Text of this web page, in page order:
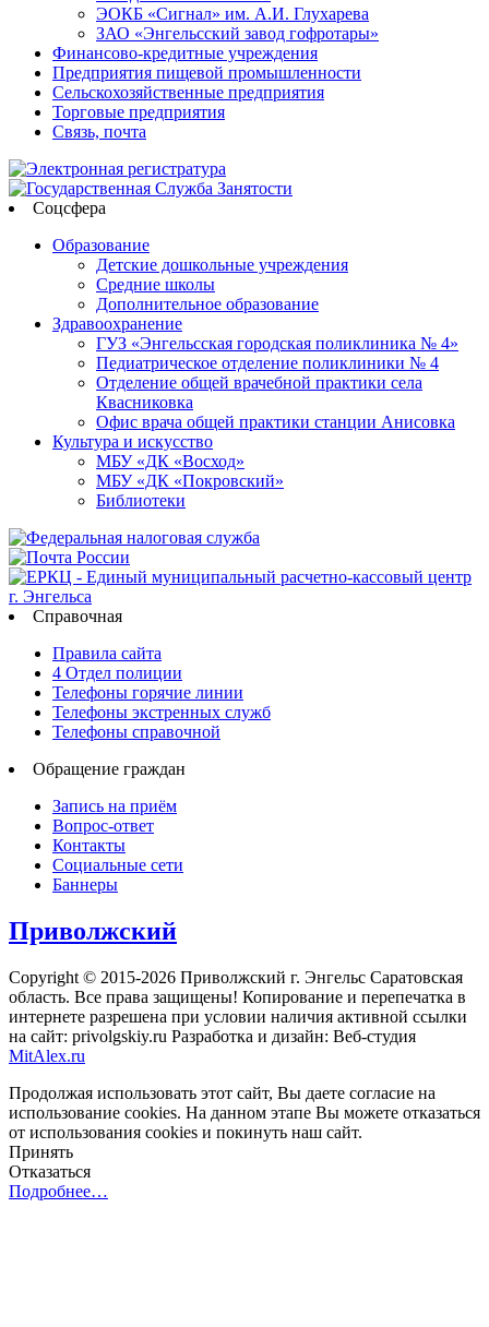
ЭОКБ «Сигнал» им. А.И. Глухарева
ЗАО «Энгельсский завод гофротары»
Финансово-кредитные учреждения
Предприятия пищевой промышленности
Сельскохозяйственные предприятия
Торговые предприятия
Связь, почта
Соцсфера
Образование
Детские дошкольные учреждения
Средние школы
Дополнительное образование
Здравоохранение
ГУЗ «Энгельсская городская поликлиника № 4»
Педиатрическое отделение поликлиники № 4
Отделение общей врачебной практики села
Квасниковка
Офис врача общей практики станции Анисовка
Культура и искусство
МБУ «ДК «Восход»
МБУ «ДК «Покровский»
Библиотеки
Справочная
Правила сайта
4 Отдел полиции
Телефоны горячие линии
Телефоны экстренных служб
Телефоны справочной
Обращение граждан
Запись на приём
Вопрос-ответ
Контакты
Социальные сети
Баннеры
Приволжский
Copyright © 2015-2026 Приволжский г. Энгельс Саратовская
область. Все права защищены! Копирование и перепечатка в
интернете разрешена при условии наличия активной ссылки
на сайт: privolgskiy.ru Разработка и дизайн: Веб-студия
MitAlex.ru
Продолжая использовать этот сайт, Вы даете согласие на
использование cookies. На данном этапе Вы можете отказаться
от использования cookies и покинуть наш сайт.
Принять
Отказаться
Подробнее…